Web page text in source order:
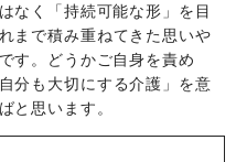
なく「持続可能な形」を目
まで積み重ねてきた思いや
す。どうかご自身を責め
分も大切にする介護」を意
と思います。